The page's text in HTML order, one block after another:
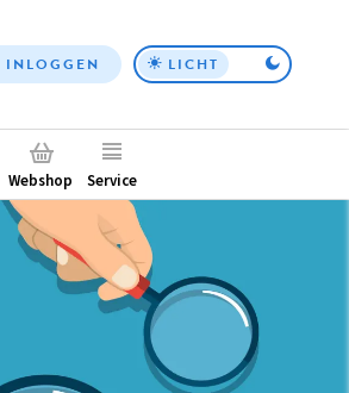
Top
INLOGGEN LICHT
Webshop Service